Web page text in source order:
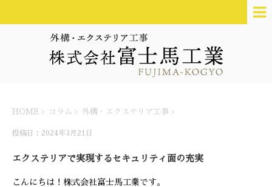
HOME > コラム > 外構・エクステリア工事 >
投稿日：2024年3月21日
エクステリアで実現するセキュリティ面の充実
こんにちは！株式会社富士馬工業です。